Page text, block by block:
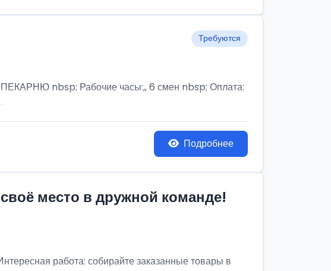
Требуются
nbsp; Рабочие часы:,, 6 смен nbsp; Оплата:
Подробнее
место в дружной команде!
работа: собирайте заказанные товары в